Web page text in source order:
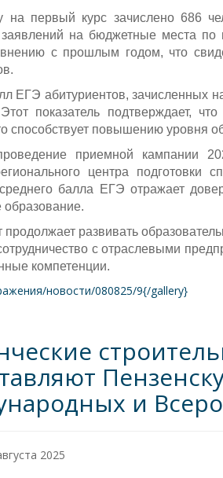
на первый курс зачислено 686
заявлений на бюджетные места по
с прошлым годом, что
ЕГЭ абитуриентов, зачисленных
показатель подтверждает,
способствует повышению уровня
приемной кампании
центра подготовки
балла ЕГЭ отражает
продолжает развивать
с отраслевыми
компетенции.
новости/080825/9{/gallery}
и
2025